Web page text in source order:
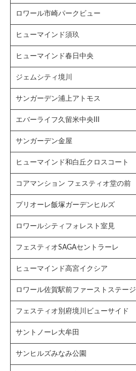
ロワール市崎パークビュー
ヒューマインド須玖
ヒューマインド春日中央
ジェムシティ境川
サンガーデン浦上アトモス
エバーライフ久留米中央III
サンガーデン金屋
ヒューマインド和白丘クロスコート
コアマンション フェスティオ堂の前
プリオーレ飯塚ガーデンヒルズ
ロワールシティフォレスト室見
フェスティオSAGAセントラーレ
ヒューマインド高宮イクシア
ロワール佐賀駅前ファーストステージ
フェスティオ別府境川ビューサイド
サントノーレ大牟田
サンヒルズみなみ公園